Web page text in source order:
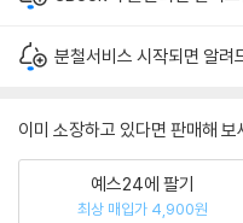
분철서비스 시작되면 알려
이미 소장하고 있다면 판매해 보
예스24에 팔기
최상 매입가 4,900원